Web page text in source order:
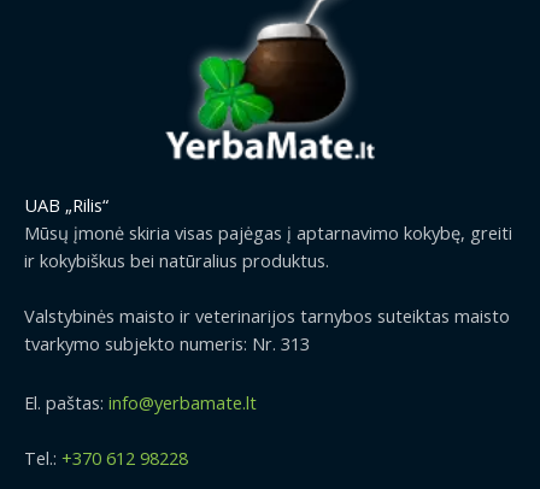
UAB „Rilis“
Mūsų įmonė skiria visas pajėgas į aptarnavimo kokybę, greiti
ir kokybiškus bei natūralius produktus.
Valstybinės maisto ir veterinarijos tarnybos suteiktas maisto
tvarkymo subjekto numeris: Nr. 313
El. paštas: info@yerbamate.lt
Tel.: +370 612 98228